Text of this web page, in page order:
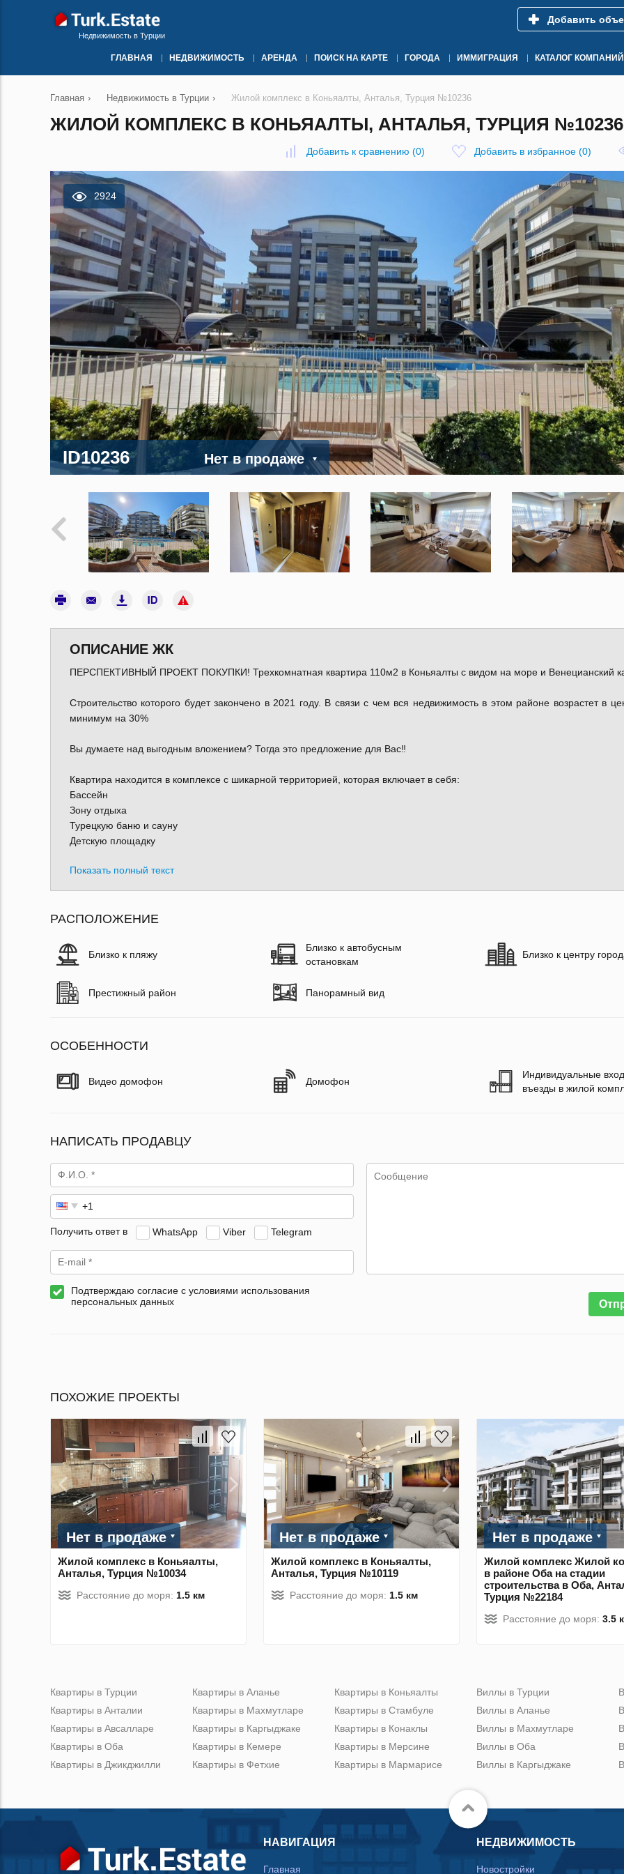
Недвижимость в Турции
Добавить
ГЛАВНАЯ НЕДВИЖИМОСТЬ АРЕНДА ПОИСК НА КАРТЕ ГОРОДА ИММИГРАЦИЯ КАТАЛОГ КОМПАНИЙ
Главная › Недвижимость в Турции › Жилой комплекс в Коньяалты, Анталья, Турция №10236
ЖИЛОЙ КОМПЛЕКС В КОНЬЯАЛТЫ, АНТАЛЬЯ, ТУРЦИЯ №10236
Добавить к сравнению (0) Добавить в избранное (0)
2924
ID10236 Нет в продаже
ОПИСАНИЕ ЖК
ПЕРСПЕКТИВНЫЙ ПРОЕКТ ПОКУПКИ! Трехкомнатная квартира 110м2 в Коньяалты с видом на море и Венецианский
Строительство которого будет закончено в 2021 году. В связи с чем вся недвижимость в этом районе возрастет в
минимум на 30%
Вы думаете над выгодным вложением? Тогда это предложение для Вас‼️
Квартира находится в комплексе с шикарной территорией, которая включает в себя:
Бассейн
Зону отдыха
Турецкую баню и сауну
Детскую площадку
Показать полный текст
РАСПОЛОЖЕНИЕ
Близко к пляжу
Близко к автобусным
остановкам
Близко к центру
Престижный район Панорамный вид
ОСОБЕННОСТИ
Видео домофон Домофон
Индивидуальные
въезды в жилой
НАПИСАТЬ ПРОДАВЦУ
Получить ответ в WhatsApp Viber Telegram
Подтверждаю согласие с условиями использования
персональных данных
ПОХОЖИЕ ПРОЕКТЫ
Нет в продаже
Жилой комплекс в Коньяалты,
Анталья, Турция №10034
Расстояние до моря: 1.5 км
Нет в продаже
Жилой комплекс в Коньяалты,
Анталья, Турция №10119
Расстояние до моря: 1.5 км
Нет в продаже
Жилой комплекс Жилой
в районе Оба на стадии
строительства в Оба,
Турция №22184
Расстояние до моря: 3.5
Квартиры в Турции
Квартиры в Анталии
Квартиры в Авсалларе
Квартиры в Оба
Квартиры в Джикджилли
Квартиры в Аланье
Квартиры в Махмутларе
Квартиры в Каргыджаке
Квартиры в Кемере
Квартиры в Фетхие
Квартиры в Коньяалты
Квартиры в Стамбуле
Квартиры в Конаклы
Квартиры в Мерсине
Квартиры в Мармарисе
Виллы в Турции
Виллы в Аланье
Виллы в Махмутларе
Виллы в Оба
Виллы в Каргыджаке
НАВИГАЦИЯ
Главная
НЕДВИЖИМОСТЬ
Новостройки